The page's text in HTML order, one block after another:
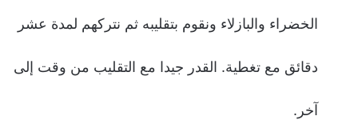
الخضراء والبازلاء ونقوم بتقليبه ثم نتركهم لمدة عشر
دقائق مع تغطية. القدر جيدا مع التقليب من وقت إلى
آخر.